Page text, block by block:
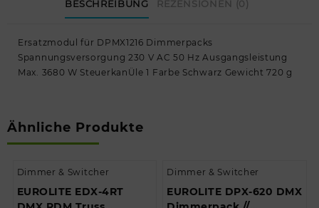
BESCHREIBUNG REZENSIONEN (0)
Ersatzmodul für DPMX1216 Dimmerpacks
Spannungsversorgung 230 V AC 50 Hz Ausgangsleistung
Max. 3680 W SteuerkanÜle 1 Farbe Schwarz Gewicht 720 g
Ähnliche Produkte
Dimmer & Switcher
EUROLITE EDX-4RT
Dimmer & Switcher
EUROLITE DPX-620 DMX